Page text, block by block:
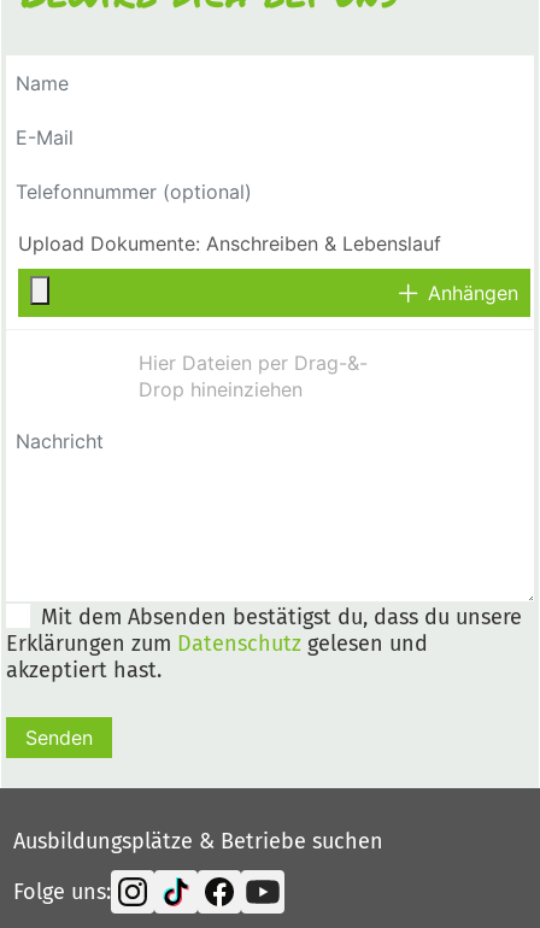
Anhängen
Mit dem Absenden bestätigst du, dass du unsere
Erklärungen zum Datenschutz gelesen und
akzeptiert hast.
Senden
Ausbildungsplätze & Betriebe suchen
Folge uns: